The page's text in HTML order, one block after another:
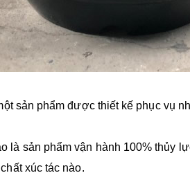
sản phẩm được thiết kế phục vụ
là sản phẩm vận hành 100% thủy
xúc tác nào.